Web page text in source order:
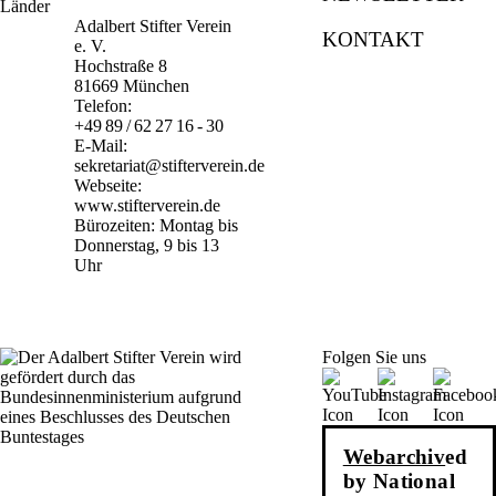
Adalbert Stifter Verein
e. V.
Hochstraße 8
81669 München
Telefon:
+49 89 / 62 27 16 - 30
E-Mail:
sekretariat@stifterverein.de
Webseite:
www.stifterverein.de
Bürozeiten: Montag bis
Donnerstag, 9 bis 13
Uhr
KONTAKT
Folgen Sie uns
Webarchived
by National